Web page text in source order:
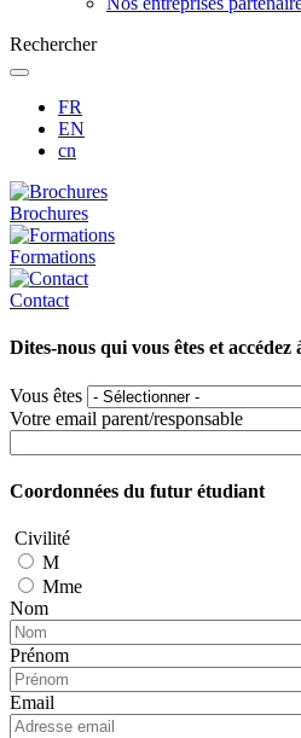
Rechercher
FR
EN
cn
Brochures
Formations
Contact
Dites-nous qui vous êtes et
Vous êtes
Votre email parent/responsable
Coordonnées du futur étudiant
Civilité
M
Mme
Nom
Prénom
Email